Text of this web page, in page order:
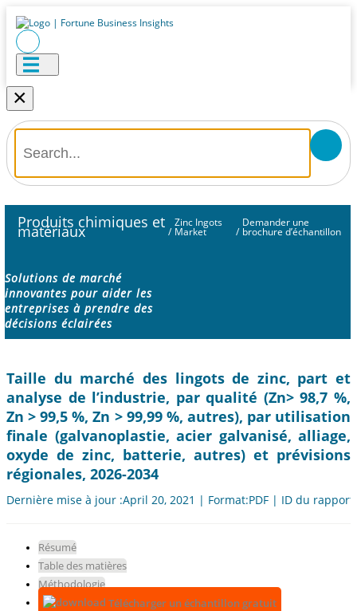
×
Produits chimiques et
matériaux /
Zinc Ingots
Market /
Demander une
brochure d’échantillon
Solutions de marché
innovantes pour aider les
entreprises à prendre des
décisions éclairées
Taille du marché des lingots de zinc, part et
analyse de l’industrie, par qualité (Zn> 98,7 %,
Zn > 99,5 %, Zn > 99,99 %, autres), par utilisation
finale (galvanoplastie, acier galvanisé, alliage,
oxyde de zinc, batterie, autres) et prévisions
régionales, 2026-2034
Dernière mise à jour :April 20, 2021 | Format:PDF | ID du
Résumé
Table des matières
Méthodologie
Télécharger un échantillon gratuit